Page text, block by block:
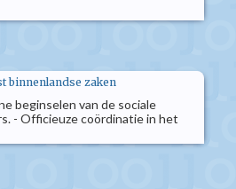
binnenlandse zaken
beginselen van de sociale
- Officieuze coördinatie in het